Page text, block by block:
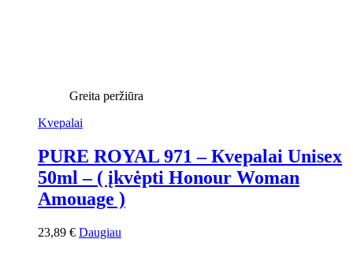
Greita peržiūra
Kvepalai
PURE ROYAL 971 – Кvepalai Unisex
50ml – ( įkvėpti Honour Woman
Amouage )
23,89 € Daugiau